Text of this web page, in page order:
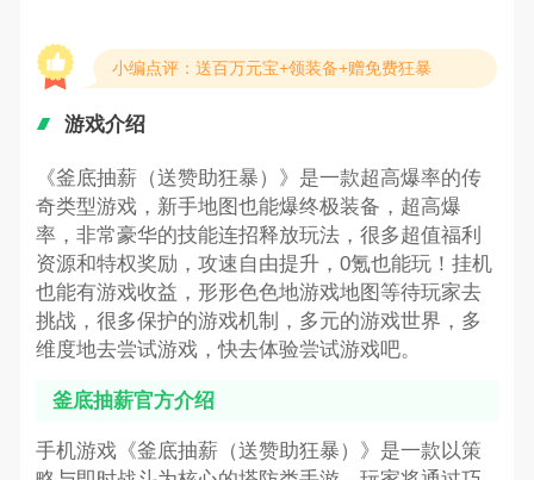
小编点评：送百万元宝+领装备+赠免费狂暴
游戏介绍
《釜底抽薪（送赞助狂暴）》是一款超高爆率的传
奇类型游戏，新手地图也能爆终极装备，超高爆
率，非常豪华的技能连招释放玩法，很多超值福利
资源和特权奖励，攻速自由提升，0氪也能玩！挂机
也能有游戏收益，形形色色地游戏地图等待玩家去
挑战，很多保护的游戏机制，多元的游戏世界，多
维度地去尝试游戏，快去体验尝试游戏吧。
釜底抽薪官方介绍
手机游戏《釜底抽薪（送赞助狂暴）》是一款以策